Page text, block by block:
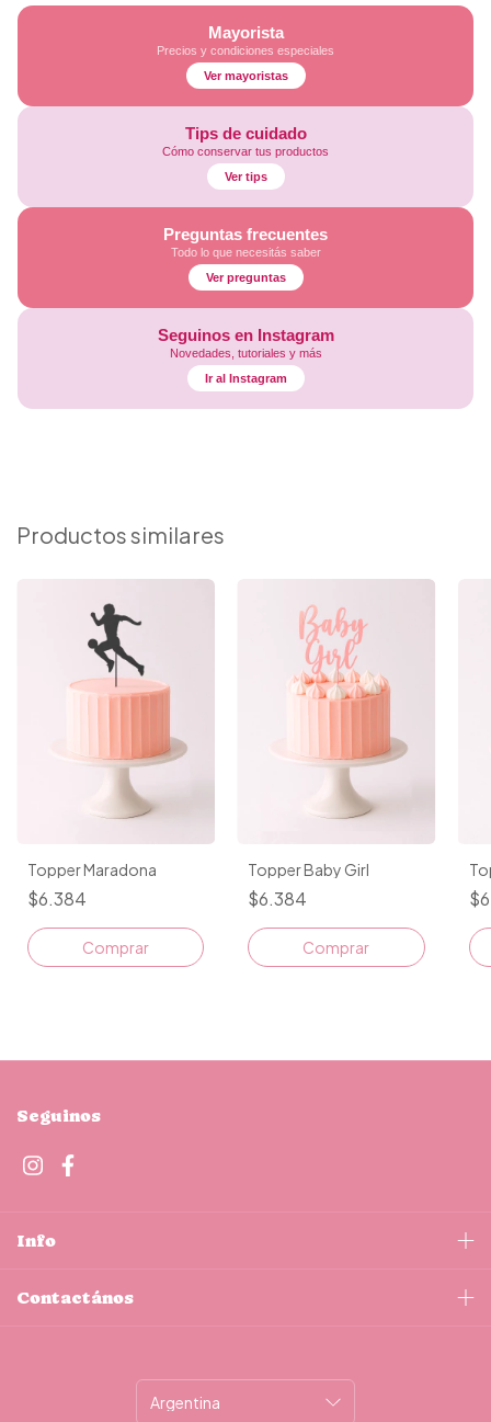
Mayorista
Precios y condiciones especiales
Ver mayoristas
Tips de cuidado
Cómo conservar tus productos
Ver tips
Preguntas frecuentes
Todo lo que necesitás saber
Ver preguntas
Seguinos en Instagram
Novedades, tutoriales y más
Ir al Instagram
Productos similares
Topper Maradona
$6.384
Comprar
Topper Baby Girl
$6.384
Comprar
Seguinos
Info
Contactános